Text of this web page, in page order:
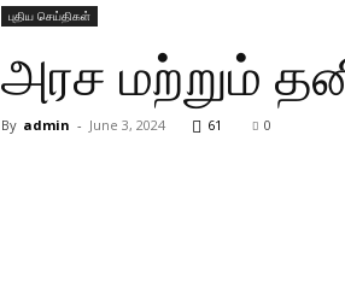
புதிய செய்திகள்
அரச மற்றும்
By admin - June 3, 2024 61 0